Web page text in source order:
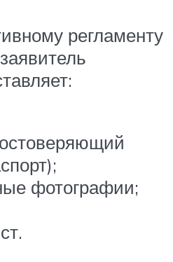
регламенту
фотографии;